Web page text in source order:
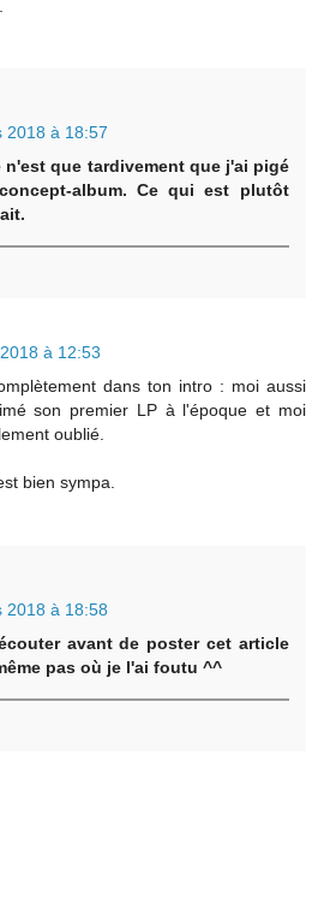
2018 à 18:57
n'est que tardivement que j'ai pigé
album. Ce qui est plutôt
à 12:53
dans ton intro : moi aussi
son premier LP à l'époque et moi
oublié.
bien sympa.
2018 à 18:58
avant de poster cet article
pas où je l'ai foutu ^^